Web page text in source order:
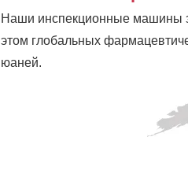
Наши инспекционные машины
этом глобальных
юаней.